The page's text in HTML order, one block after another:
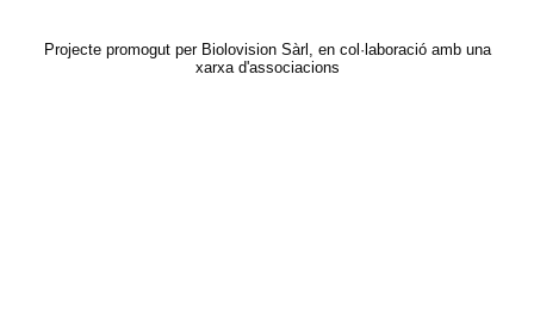
Projecte promogut per Biolovision Sàrl, en col·laboració amb una
xarxa d'associacions